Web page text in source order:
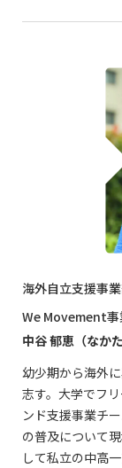
海外自立支援事
We Movement事
中谷 郁恵（なか
幼少期から海外
志す。大学でフ
ンド支援事業チ
の普及について
して私立の中高